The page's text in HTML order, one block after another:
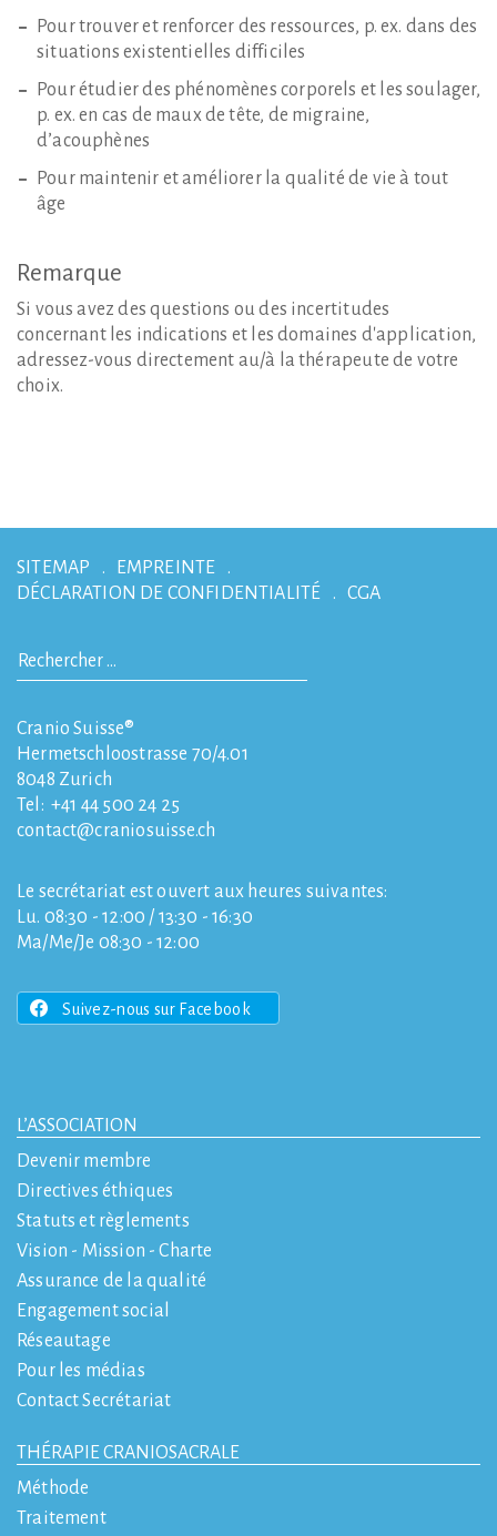
Pour trouver et renforcer des ressources, p. ex. dans des
situations existentielles difficiles
Pour étudier des phénomènes corporels et les soulager,
p. ex. en cas de maux de tête, de migraine,
d’acouphènes
Pour maintenir et améliorer la qualité de vie à tout
âge
Remarque
Si vous avez des questions ou des incertitudes
concernant les indications et les domaines d'application,
adressez-vous directement au/à la thérapeute de votre
choix.
SITEMAP
EMPREINTE
DÉCLARATION DE CONFIDENTIALITÉ
CGA
Cranio Suisse®
Hermetschloostrasse 70/4.01
8048 Zurich
Tel: +41 44 500 24 25
contact
craniosuisse.ch
Le secrétariat est ouvert aux heures suivantes:
Lu. 08:30 - 12:00 / 13:30 - 16:30
Ma/Me/Je 08:30 - 12:00
Suivez-nous sur Facebook
L’ASSOCIATION
Devenir membre
Directives éthiques
Statuts et règlements
Vision - Mission - Charte
Assurance de la qualité
Engagement social
Réseautage
Pour les médias
Contact Secrétariat
THÉRAPIE CRANIOSACRALE
Méthode
Traitement